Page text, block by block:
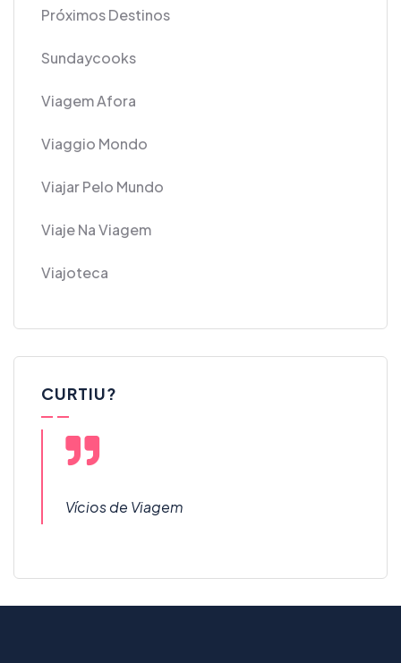
Próximos Destinos
Sundaycooks
Viagem Afora
Viaggio Mondo
Viajar Pelo Mundo
Viaje Na Viagem
Viajoteca
CURTIU?
Vícios de Viagem